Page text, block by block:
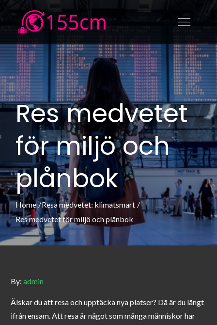
content
155cm.se
155cm.se – Allt om att resa
medvetet: klimatsmart,
upplevelser och ekonomiskt
Res medvetet
för miljö och
plånbok
Home
Resa medvetet: klimatsmart
Res medvetet för miljö och plånbok
By:admin
Älskar du att resa och upptäcka nya platser? Då är du långt
ifrån ensam. Att resa är något som många människor har